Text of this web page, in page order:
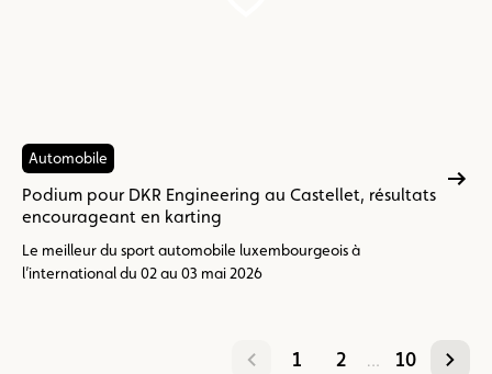
Automobile
Podium pour DKR Engineering au Castellet, résultats
encourageant en karting
Le meilleur du sport automobile luxembourgeois à
l’international du 02 au 03 mai 2026
précédent
1 2 … 10 suivant